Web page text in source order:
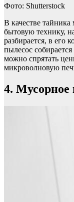
Фото: Shutterstock
В качестве
бытовую технику,
разбирается, в его
пылесос
можно спрятать
микроволновую
4. Мусорное